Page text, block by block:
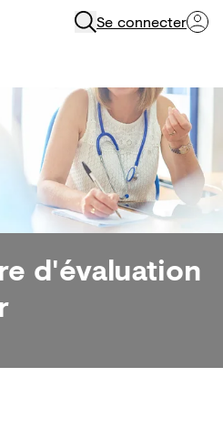
Se connecter
d'évaluation